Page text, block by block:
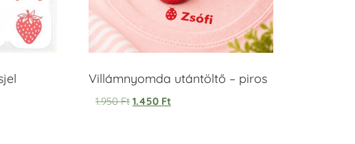
Villámnyomda utántöltő – piros
1.950Ft 1.450 Ft